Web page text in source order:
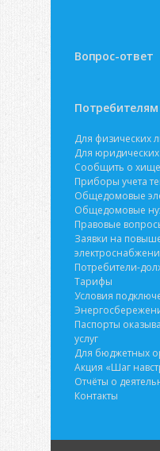
Вопрос-ответ
Потребителям
Для физических
Для
Сообщить о
Приборы учета
Общедомовые
Общедомовые
Правовые
Заявки на
Потребители-
Тарифы
Условия
Паспорты
услуг
Для бюджетных
Акция «Шаг
Отчёты о
Контакты